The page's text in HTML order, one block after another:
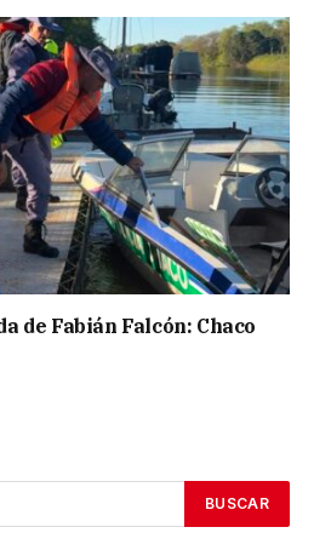
de Fabián Falcón: Chaco